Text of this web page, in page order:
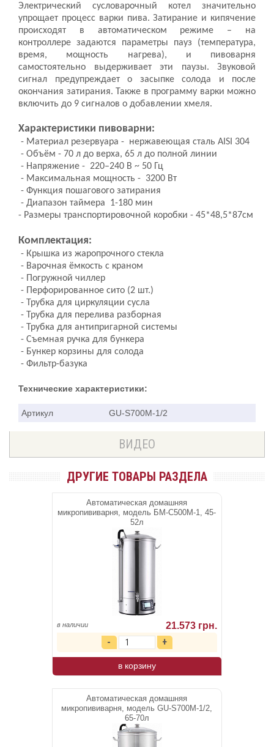
Электрический сусловарочный котел значительно
упрощает процесс варки пива. Затирание и кипячение
происходят в автоматическом режиме – на
контроллере задаются параметры пауз (температура,
время, мощность нагрева), и пивоварня
самостоятельно выдерживает эти паузы. Звуковой
сигнал предупреждает о засыпке солода и после
окончания затирания. Также в программу варки можно
включить до 9 сигналов о добавлении хмеля.
Характеристики пивоварни:
- Материал резервуара - нержавеющая сталь AISI 304
- Объём - 70 л до верха, 65 л до полной линии
- Напряжение - 220–240 В ~ 50 Гц
- Максимальная мощность - 3200 Вт
- Функция пошагового затирания
- Диапазон таймера 1-180 мин
- Размеры транспортировочной коробки - 45*48,5*87см
Комплектация:
- Крышка из жаропрочного стекла
- Варочная ёмкость с краном
- Погружной чиллер
- Перфорированное сито (2 шт.)
- Трубка для циркуляции сусла
- Трубка для перелива разборная
- Трубка для антипригарной системы
- Съемная ручка для бункера
- Бункер корзины для солода
- Фильтр-базука
Технические характеристики:
Артикул GU-S700М-1/2
ВИДЕО
ДРУГИЕ ТОВАРЫ РАЗДЕЛА
Автоматическая домашняя
микропививарня, модель БМ-С500М-1, 45-
52л
в наличии 21.573 грн.
в корзину
Автоматическая домашняя
микропививарня, модель GU-S700М-1/2,
65-70л